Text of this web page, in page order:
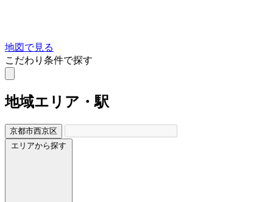
地図で見る
こだわり条件で探す
地域エリア・駅
京都市西京区
エリアから探す